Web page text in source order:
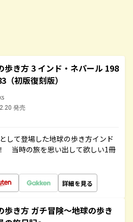
歩き方 3 インド・ネパール 198
（初版復刻版）
発売
して登場した地球の歩き方インド
当時の旅を思い出して欲しい1冊
詳細を見る
歩き方 ガチ冒険～地球の歩き